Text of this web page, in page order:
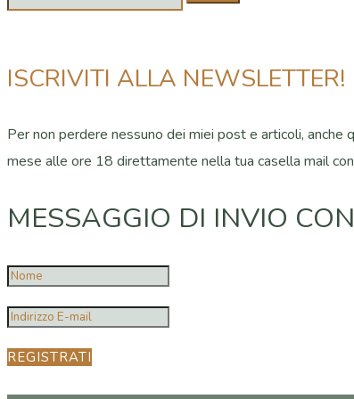
ISCRIVITI ALLA NEWSLETTER!
Per non perdere nessuno dei miei post e articoli,
mese alle ore 18 direttamente nella tua casella mail
MESSAGGIO DI INVIO
REGISTRATI